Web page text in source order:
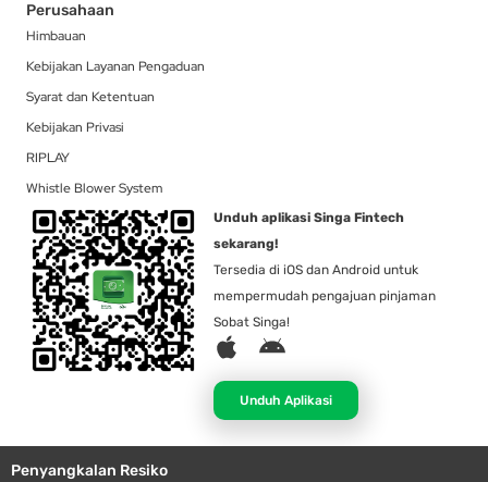
Perusahaan
Himbauan
Kebijakan Layanan Pengaduan
Syarat dan Ketentuan
Kebijakan Privasi
RIPLAY
Whistle Blower System
Unduh aplikasi Singa Fintech
sekarang!
Tersedia di iOS dan Android untuk
mempermudah pengajuan pinjaman
Sobat Singa!
A
p
l
e
A
d
r
o
Unduh Aplikasi
Penyangkalan Resiko